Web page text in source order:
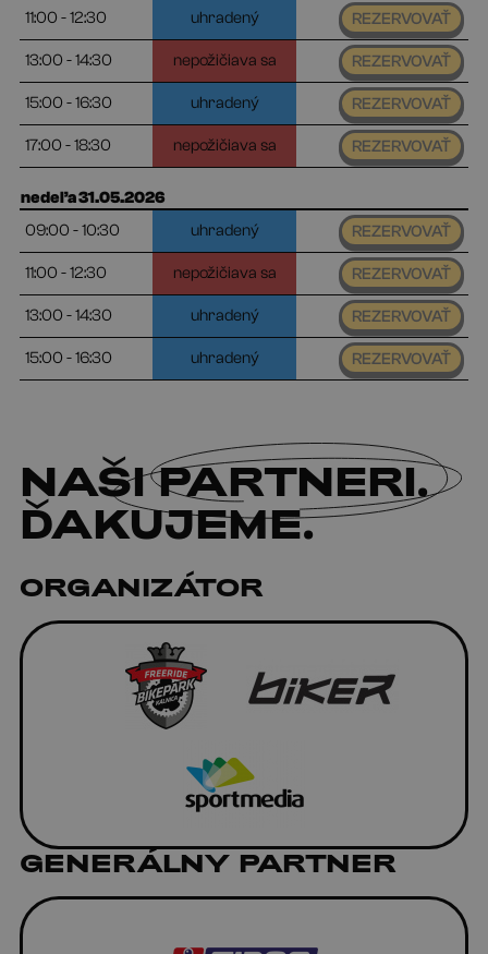
11:00 - 12:30 uhradený REZERVOVAŤ
13:00 - 14:30 nepožičiava sa REZERVOVAŤ
15:00 - 16:30 uhradený REZERVOVAŤ
17:00 - 18:30 nepožičiava sa REZERVOVAŤ
nedeľa 31.05.2026
09:00 - 10:30
uhradený REZERVOVAŤ
11:00 - 12:30 nepožičiava sa REZERVOVAŤ
13:00 - 14:30 uhradený REZERVOVAŤ
15:00 - 16:30 uhradený REZERVOVAŤ
NAŠIPARTNERI.
ĎAKUJEME.
ORGANIZÁTOR
GENERÁLNY PARTNER